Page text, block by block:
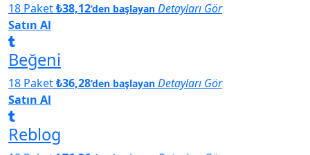
18 Paket₺38,12’den başlayan Detayları Gör
Satın Al
Beğeni
18 Paket₺36,28’den başlayan Detayları Gör
Satın Al
Reblog